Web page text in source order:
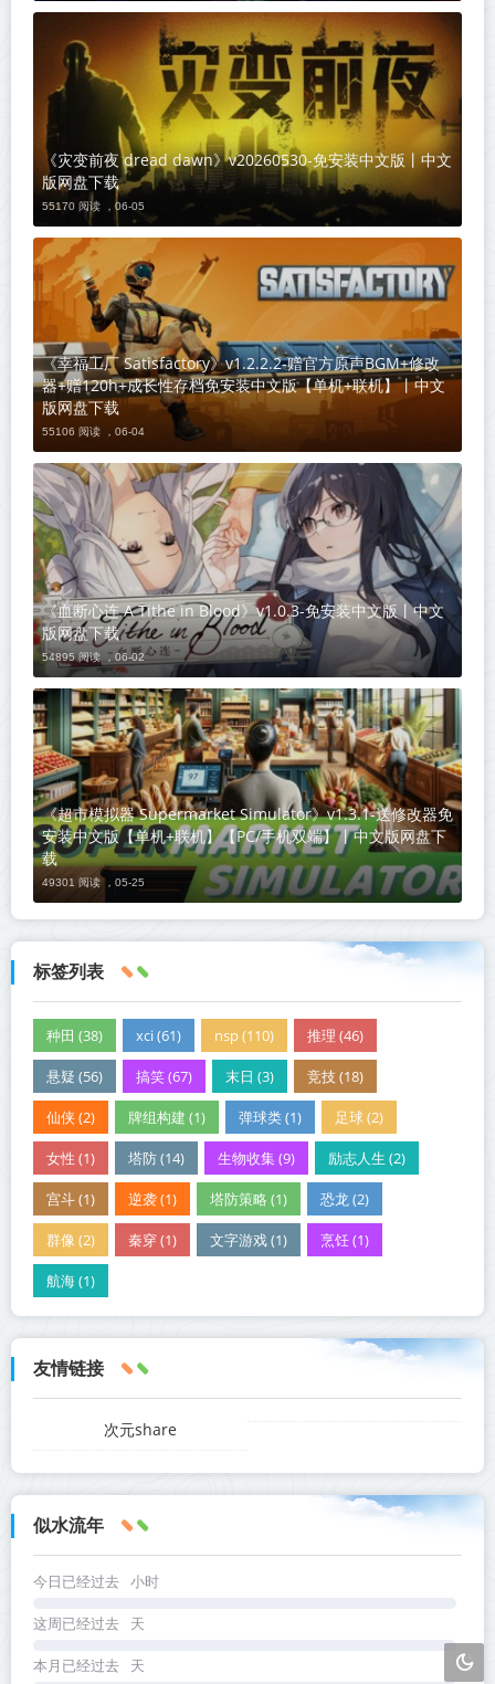
《灾变前夜 dread dawn》v20260530-免安装中文版丨中文
版网盘下载
55170 阅读 ， 06-05
《幸福工厂 Satisfactory》v1.2.2.2-赠官方原声BGM+修改
器+赠120h+成长性存档免安装中文版【单机+联机】丨中文
版网盘下载
55106 阅读 ， 06-04
《血断心连 A Tithe in Blood》v1.0.3-免安装中文版丨中文
版网盘下载
54895 阅读 ， 06-02
《超市模拟器 Supermarket Simulator》v1.3.1-送修改器免
安装中文版【单机+联机】【PC/手机双端】丨中文版网盘下
载
49301 阅读 ， 05-25
标签列表
种田 (38) xci (61) nsp (110) 推理 (46)
悬疑 (56) 搞笑 (67) 末日 (3) 竞技 (18)
仙侠 (2) 牌组构建 (1) 弹球类 (1) 足球 (2)
女性 (1) 塔防 (14) 生物收集 (9) 励志人生 (2)
宫斗 (1) 逆袭 (1) 塔防策略 (1) 恐龙 (2)
群像 (2) 秦穿 (1) 文字游戏 (1) 烹饪 (1)
航海 (1)
友情链接
次元share
似水流年
今日已经过去 小时
这周已经过去 天
本月已经过去 天